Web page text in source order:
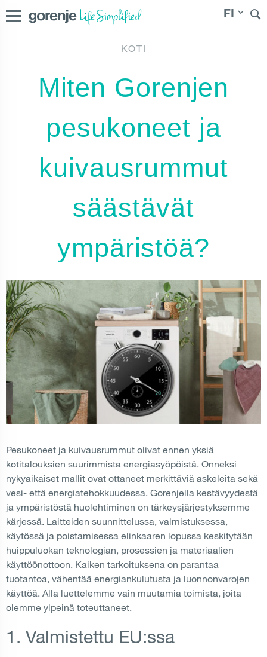
FI
Россия |България| Северна Македонија|Danmark
Norge| Sverige
KOTI
Miten Gorenjen
pesukoneet ja
kuivausrummut
säästävät
ympäristöä?
Pesukoneet ja kuivausrummut olivat ennen yksiä
kotitalouksien suurimmista energiasyöpöistä. Onneksi
nykyaikaiset mallit ovat ottaneet merkittäviä askeleita sekä
vesi- että energiatehokkuudessa. Gorenjella kestävyydestä
ja ympäristöstä huolehtiminen on tärkeysjärjestyksemme
kärjessä. Laitteiden suunnittelussa, valmistuksessa,
käytössä ja poistamisessa elinkaaren lopussa keskitytään
huippuluokan teknologian, prosessien ja materiaalien
käyttöönottoon. Kaiken tarkoituksena on parantaa
tuotantoa, vähentää energiankulutusta ja luonnonvarojen
käyttöä. Alla luettelemme vain muutamia toimista, joita
olemme ylpeinä toteuttaneet.
1. Valmistettu EU:ssa